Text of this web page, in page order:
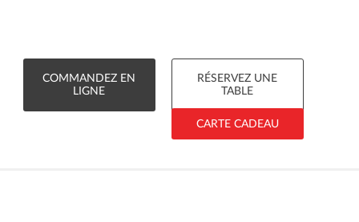
COMMANDEZ EN
LIGNE
RÉSERVEZ UNE
TABLE
CARTE CADEAU